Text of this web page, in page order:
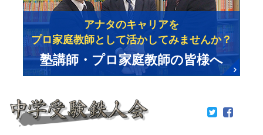
アナタのキャリアを
プロ家庭教師として活かしてみませんか？
塾講師・プロ家庭教師の皆様へ